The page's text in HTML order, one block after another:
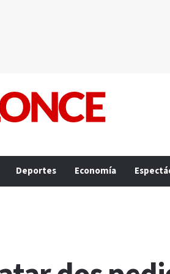
Deportes Economía